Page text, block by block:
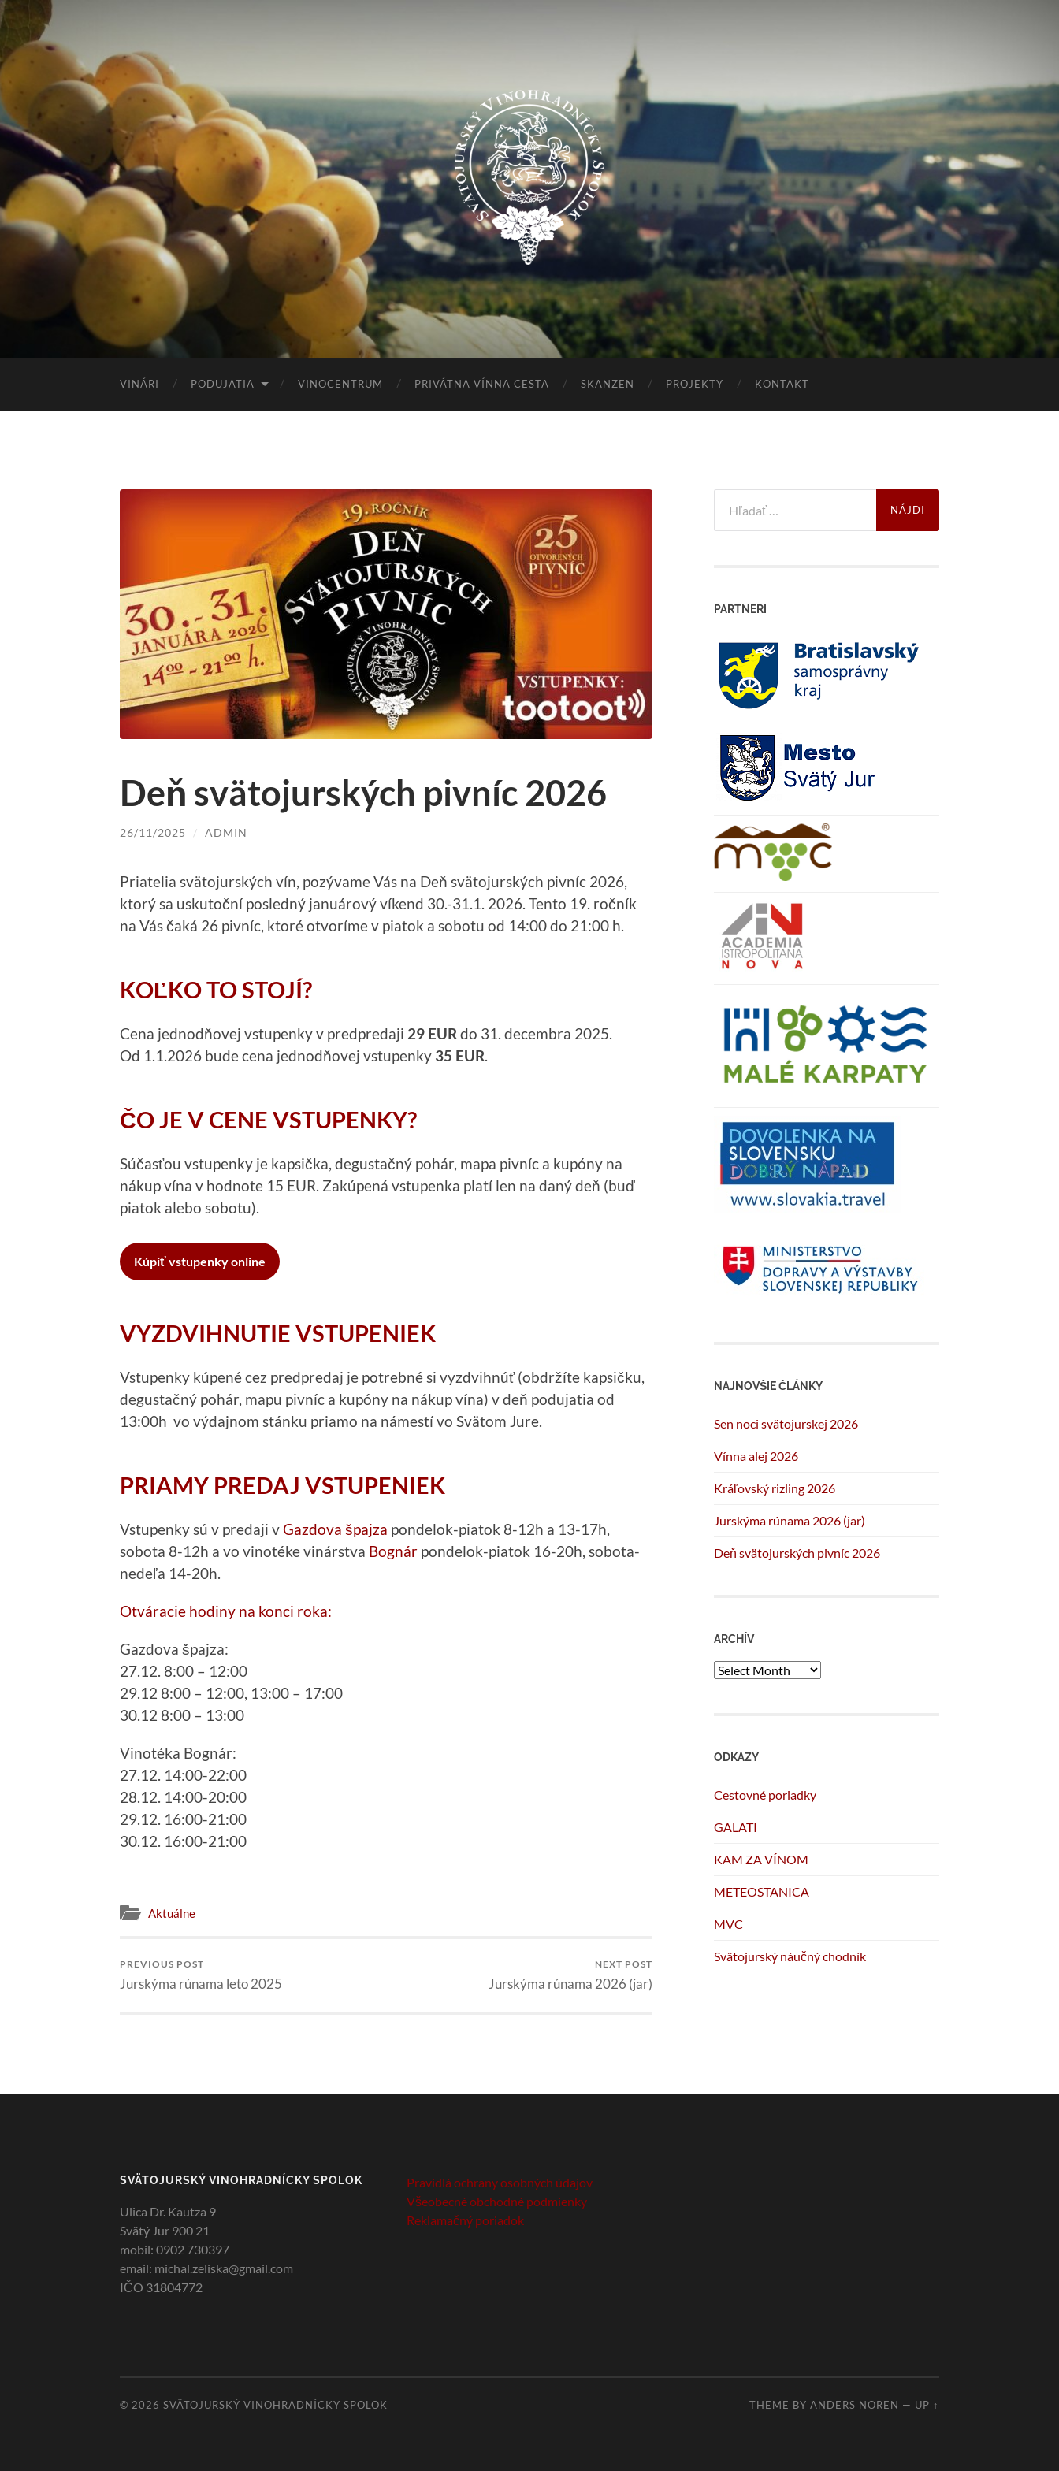
Svätojurský
vinohradnícky
spolok
VINÁRI PODUJATIA VINOCENTRUM PRIVÁTNA VÍNNA CESTA SKANZEN PROJEKTY KONTAKT
Deň svätojurských pivníc 2026
26/11/2025 / ADMIN
Priatelia svätojurských vín, pozývame Vás na Deň svätojurských pivníc 2026,
ktorý sa uskutoční posledný januárový víkend 30.-31.1. 2026. Tento 19. ročník
na Vás čaká 26 pivníc, ktoré otvoríme v piatok a sobotu od 14:00 do 21:00 h.
KOĽKO TO STOJÍ?
Cena jednodňovej vstupenky v predpredaji 29 EURdo 31. decembra 2025.
Od 1.1.2026 bude cena jednodňovej vstupenky 35 EUR.
ČO JE V CENE VSTUPENKY?
Súčasťou vstupenky je kapsička, degustačný pohár, mapa pivníc a kupóny na
nákup vína v hodnote 15 EUR. Zakúpená vstupenka platí len na daný deň (buď
piatok alebo sobotu).
Kúpiť vstupenky online
VYZDVIHNUTIE VSTUPENIEK
Vstupenky kúpené cez predpredaj je potrebné si vyzdvihnúť (obdržíte kapsičku,
degustačný pohár, mapu pivníc a kupóny na nákup vína) v deň podujatia od
13:00h vo výdajnom stánku priamo na námestí vo Svätom Jure.
PRIAMY PREDAJ VSTUPENIEK
Vstupenky sú v predaji vGazdova špajza pondelok-piatok 8-12h a 13-17h,
sobota 8-12h a vo vinotéke vinárstva Bognár pondelok-piatok 16-20h, sobota-
nedeľa 14-20h.
Otváracie hodiny na konci roka:
Gazdova špajza:
27.12. 8:00 – 12:00
29.12 8:00 – 12:00, 13:00 – 17:00
30.12 8:00 – 13:00
Vinotéka Bognár:
27.12. 14:00-22:00
28.12. 14:00-20:00
29.12. 16:00-21:00
30.12. 16:00-21:00
Aktuálne
PREVIOUS POST
Jurskýma rúnama leto 2025
NEXT POST
Jurskýma rúnama 2026 (jar)
for:
PARTNERI
NAJNOVŠIE ČLÁNKY
Sen noci svätojurskej 2026
Vínna alej 2026
Kráľovský rizling 2026
Jurskýma rúnama 2026 (jar)
Deň svätojurských pivníc 2026
ARCHÍV
Archív
ODKAZY
Cestovné poriadky
GALATI
KAM ZA VÍNOM
METEOSTANICA
MVC
Svätojurský náučný chodník
SVÄTOJURSKÝ VINOHRADNÍCKY SPOLOK
Ulica Dr. Kautza 9
Svätý Jur 900 21
mobil: 0902 730397
email: michal.zeliska@gmail.com
IČO 31804772
Pravidlá ochrany osobných údajov
Všeobecné obchodné podmienky
Reklamačný poriadok
© 2026 SVÄTOJURSKÝ VINOHRADNÍCKY SPOLOK THEME BY ANDERS NOREN — UP ↑